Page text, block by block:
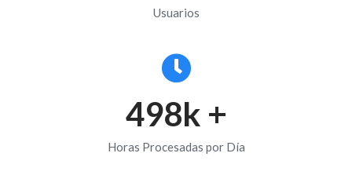
Usuarios
500k +
Horas Procesadas por Día